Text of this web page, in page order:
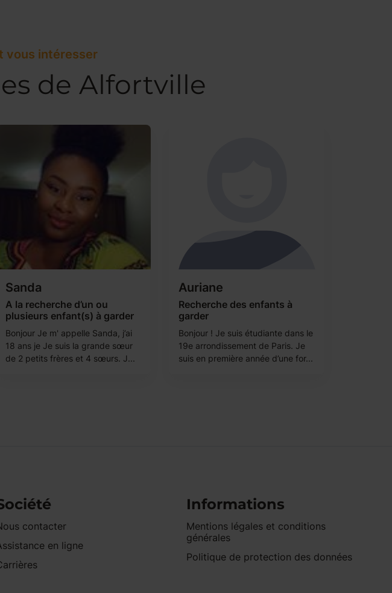
vous intéresser
de Alfortville
Sanda
A la recherche d’un ou
plusieurs enfant(s) à garder
Bonjour Je m' appelle Sanda, j’ai
18 ans je Je suis la grande sœur
de 2 petits frères et 4 sœurs. J...
Auriane
Recherche des enfants à
garder
Bonjour ! Je suis étudiante dans le
19e arrondissement de Paris. Je
suis en première année d’une for...
contacter
en ligne
Informations
Mentions légales et conditions
générales
Politique de protection des données